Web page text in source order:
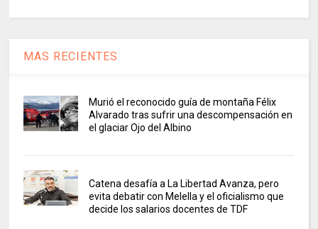
MAS RECIENTES
Murió el reconocido guía de montaña Félix
Alvarado tras sufrir una descompensación en
el glaciar Ojo del Albino
Catena desafía a La Libertad Avanza, pero
evita debatir con Melella y el oficialismo que
decide los salarios docentes de TDF